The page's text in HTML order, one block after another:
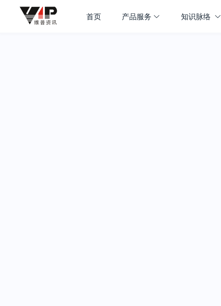
首页 产品服务 知识脉络